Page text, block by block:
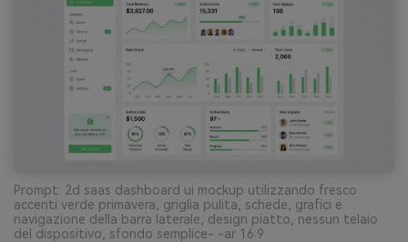
Prompt: 2d saas dashboard ui mockup utilizzando fresco
accenti verde primavera, griglia pulita, schede, grafici e
navigazione della barra laterale, design piatto, nessun telaio
del dispositivo, sfondo semplice- -ar 16:9